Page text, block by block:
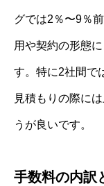
グでは2％〜9％
用や契約の形態
す。特に2社間で
見積もりの際に
うが良いです。
手数料の内訳